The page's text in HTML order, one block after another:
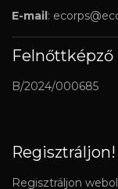
E-mail:
Felnőttképző
B/2024/000685
Regisztráljon!
Regisztráljon